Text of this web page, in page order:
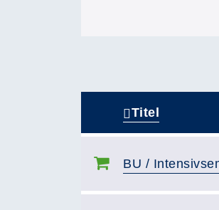
Titel
BU /